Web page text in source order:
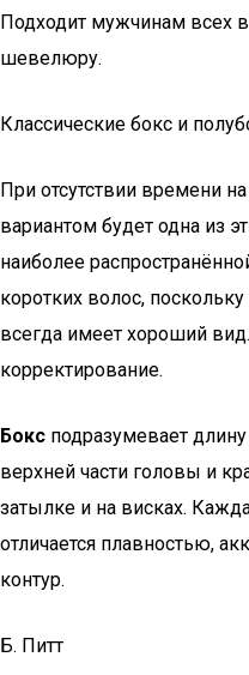
Подходит мужчинам всех
шевелюру.
Классические бокс и
При отсутствии времени
вариантом будет одна из
наиболее
коротких волос,
всегда имеет хороший
корректирование.
Бокс подразумевает
верхней части головы и
затылке и на висках.
отличается плавностью,
контур.
Б. Питт